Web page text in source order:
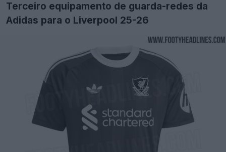
Terceiro equipamento de guarda-redes da
Adidas para o Liverpool 25-26